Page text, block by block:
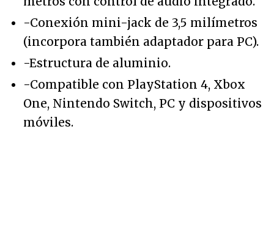
-Conexión mini-jack de 3,5 milímetros
(incorpora también adaptador para PC).
-Estructura de aluminio.
-Compatible con PlayStation 4, Xbox
One, Nintendo Switch, PC y dispositivos
móviles.